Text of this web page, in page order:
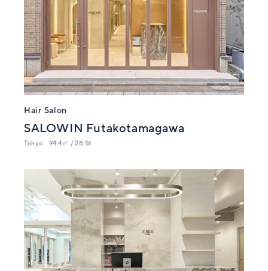
Hair Salon
SALOWIN Futakotamagawa
Tokyo 94.4㎡ / 28.5t